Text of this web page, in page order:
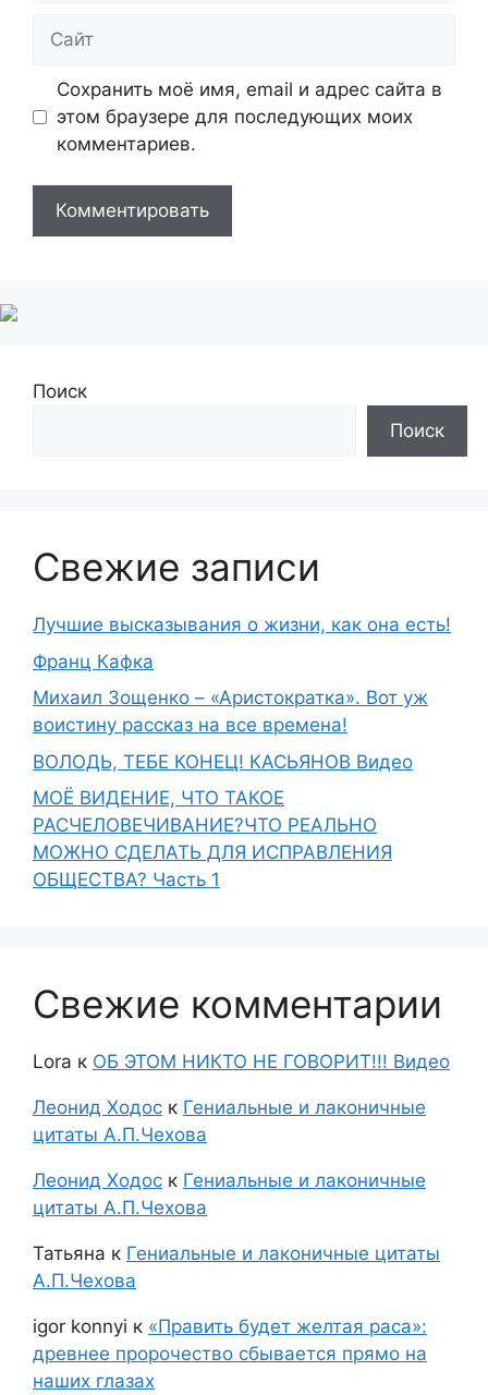
Сохранить моё имя, email и адрес сайта в
этом браузере для последующих моих
комментариев.
Поиск
Поиск
Свежие записи
Лучшие высказывания о жизни, как она есть!
Франц Кафка
Михаил Зощенко – «Аристократка». Вот уж
воистину рассказ на все времена!
ВОЛОДЬ, ТЕБЕ КОНЕЦ! КАСЬЯНОВ Видео
МОЁ ВИДЕНИЕ, ЧТО ТАКОЕ
РАСЧЕЛОВЕЧИВАНИЕ?ЧТО РЕАЛЬНО
МОЖНО СДЕЛАТЬ ДЛЯ ИСПРАВЛЕНИЯ
ОБЩЕСТВА? Часть 1
Свежие комментарии
Lora к ОБ ЭТОМ НИКТО НЕ ГОВОРИТ!!! Видео
Леонид Ходос к Гениальные и лаконичные
цитаты А.П.Чехова
Леонид Ходос к Гениальные и лаконичные
цитаты А.П.Чехова
Татьяна к Гениальные и лаконичные цитаты
А.П.Чехова
igor konnyi к «Править будет желтая раса»:
древнее пророчество сбывается прямо на
наших глазах